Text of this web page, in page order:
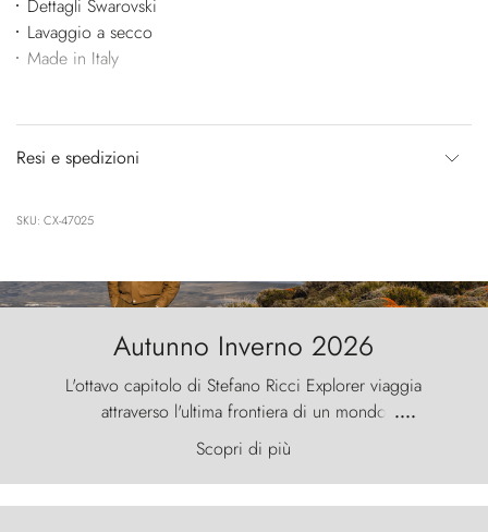
Dettagli Swarovski
Lavaggio a secco
Made in Italy
Resi e spedizioni
SKU: CX-47025
Autunno Inverno 2026
L'ottavo capitolo di Stefano Ricci Explorer viaggia
attraverso l'ultima frontiera di un mondo
primordiale, dove il vento scolpisce la natura con
furia ancestrale e le Torres del Paine sfidano il
cielo come sentinelle di pietra.
....
Scopri di più